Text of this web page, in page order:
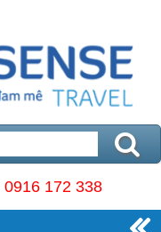
0916 172 338